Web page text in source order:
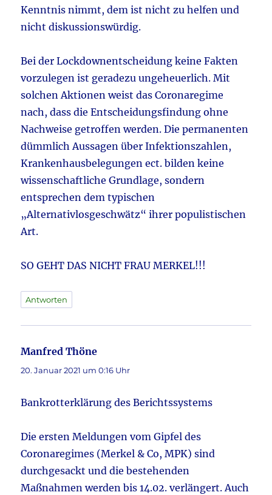
Kenntnis nimmt, dem ist nicht zu helfen und
nicht diskussionswürdig.
Bei der Lockdownentscheidung keine Fakten
vorzulegen ist geradezu ungeheuerlich. Mit
solchen Aktionen weist das Coronaregime
nach, dass die Entscheidungsfindung ohne
Nachweise getroffen werden. Die permanenten
dümmlich Aussagen über Infektionszahlen,
Krankenhausbelegungen ect. bilden keine
wissenschaftliche Grundlage, sondern
entsprechen dem typischen
„Alternativlosgeschwätz“ ihrer populistischen
Art.
SO GEHT DAS NICHT FRAU MERKEL!!!
Antworten
Manfred Thöne
20. Januar 2021 um 0:16 Uhr
Bankrotterklärung des Berichtssystems
Die ersten Meldungen vom Gipfel des
Coronaregimes (Merkel & Co, MPK) sind
durchgesackt und die bestehenden
Maßnahmen werden bis 14.02. verlängert. Auch